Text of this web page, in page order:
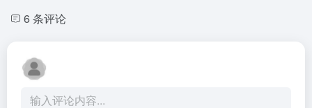
6 条评论